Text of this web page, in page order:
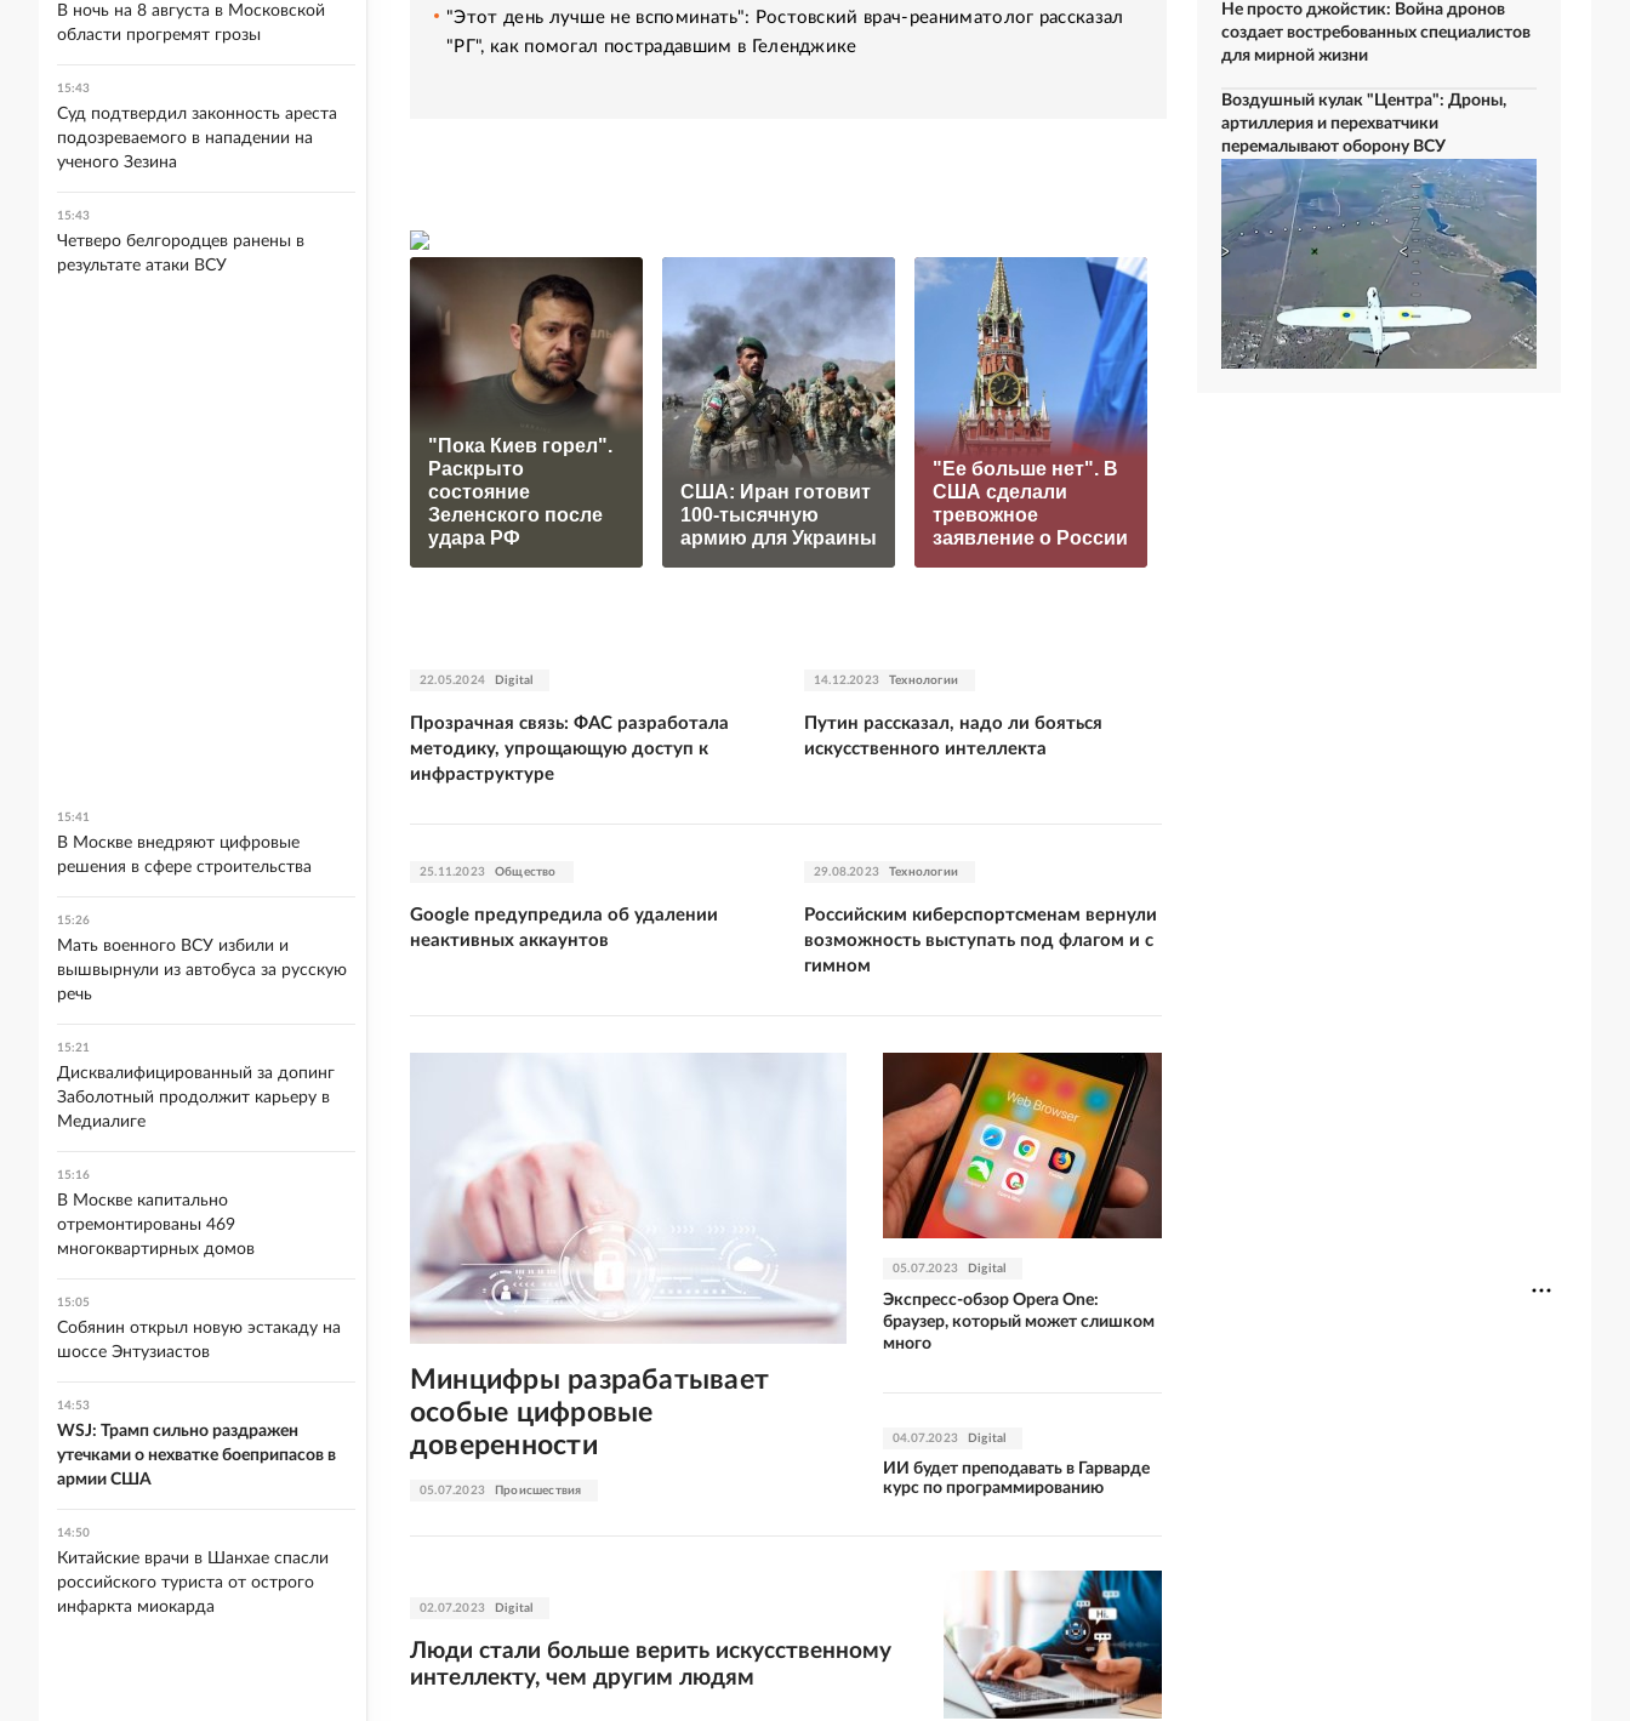
"Этот день лучше не вспоминать": Ростовский врач-реаниматолог рассказал
"РГ", как помогал пострадавшим в Геленджике
"Пока Киев горел".
Раскрыто
состояние
Зеленского после
удара РФ
США: Иран готовит
100-тысячную
армию для Украины
"Ее больше нет". В
США сделали
тревожное
заявление о России
22.05.2024 Digital
Прозрачная связь: ФАС разработала
методику, упрощающую доступ к
инфраструктуре
14.12.2023 Технологии
Путин рассказал, надо ли бояться
искусственного интеллекта
25.11.2023 Общество
Google предупредила об удалении
неактивных аккаунтов
29.08.2023 Технологии
Российским киберспортсменам вернули
возможность выступать под флагом и с
гимном
05.07.2023 Происшествия
Минцифры разрабатывает
особые цифровые
доверенности
05.07.2023 Digital
Экспресс-обзор Opera One:
браузер, который может слишком
много
04.07.2023 Digital
ИИ будет преподавать в Гарварде
курс по программированию
02.07.2023 Digital
Люди стали больше верить искусственному
интеллекту, чем другим людям
Не просто джойстик: Война дронов
создает востребованных специалистов
для мирной жизни
Воздушный кулак "Центра": Дроны,
артиллерия и перехватчики
перемалывают оборону ВСУ
В ночь на 8 августа в Московской
области прогремят грозы
15:43
Суд подтвердил законность ареста
подозреваемого в нападении на
ученого Зезина
15:43
Четверо белгородцев ранены в
результате атаки ВСУ
15:41
В Москве внедряют цифровые
решения в сфере строительства
15:26
Мать военного ВСУ избили и
вышвырнули из автобуса за русскую
речь
15:21
Дисквалифицированный за допинг
Заболотный продолжит карьеру в
Медиалиге
15:16
В Москве капитально
отремонтированы 469
многоквартирных домов
15:05
Собянин открыл новую эстакаду на
шоссе Энтузиастов
14:53
WSJ: Трамп сильно раздражен
утечками о нехватке боеприпасов в
армии США
14:50
Китайские врачи в Шанхае спасли
российского туриста от острого
инфаркта миокарда